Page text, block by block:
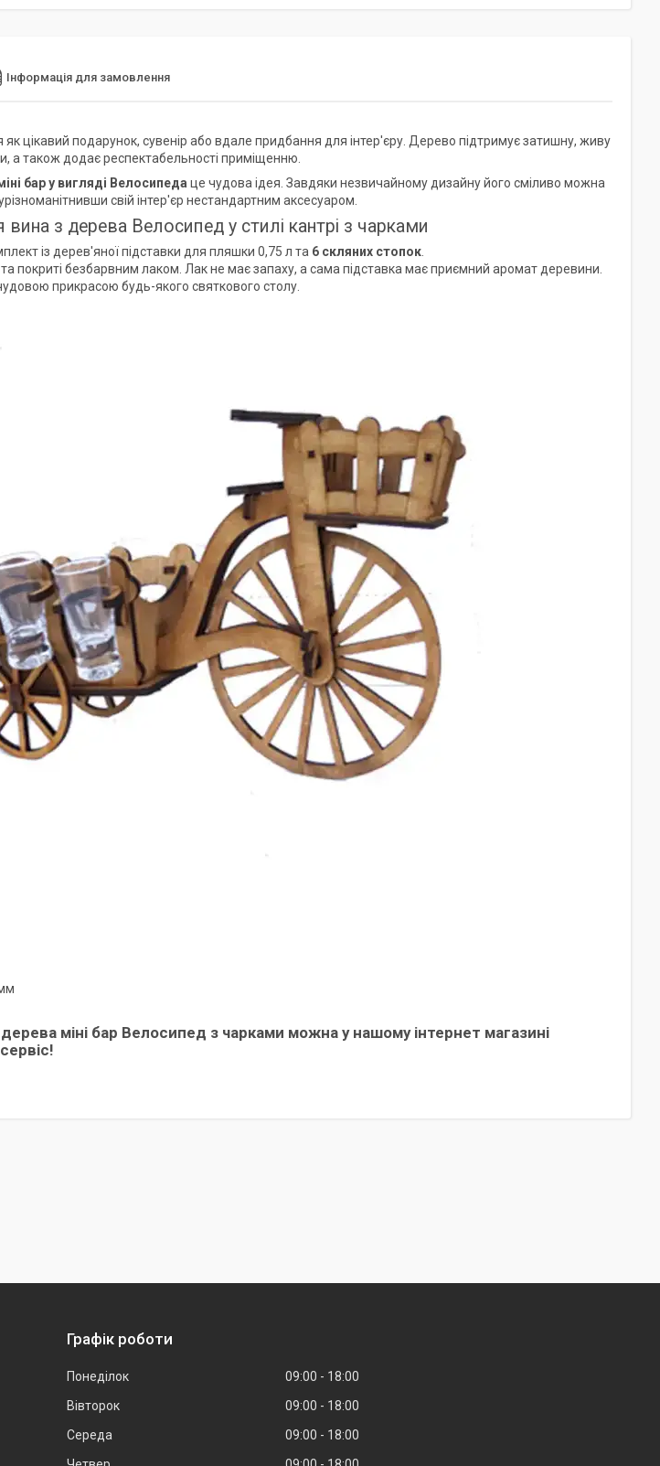
Інформація для замовлення
цікавий подарунок, сувенір або вдале придбання для інтер'єру. Дерево підтримує затишну, живу
а також додає респектабельності приміщенню.
бар у вигляді Велосипеда це чудова ідея. Завдяки незвичайному дизайну його сміливо можна
свій інтер'єр нестандартним аксесуаром.
з дерева Велосипед у стилі кантрі з чарками
із дерев'яної підставки для пляшки 0,75 л та 6 скляних стопок
та покриті безбарвним лаком. Лак не має запаху, а сама підставка має приємний аромат деревини.
прикрасою будь-якого святкового столу.
міні бар Велосипед з чарками можна у нашому інтернет магазині
Графік роботи
Понеділок 09:00
18:00
Вівторок
09:00
18:00
Середа
09:00
18:00